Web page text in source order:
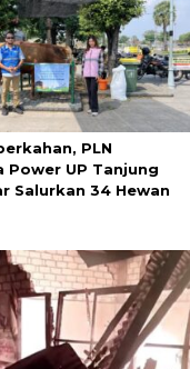
PLN
Power UP Tanjung
Salurkan 34 Hewan